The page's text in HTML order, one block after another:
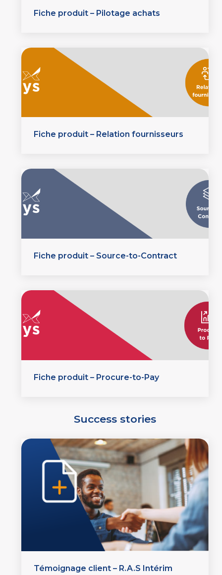
Fiche produit – Pilotage achats
Fiche produit – Relation fournisseurs
Fiche produit – Source-to-Contract
Fiche produit – Procure-to-Pay
Success stories
Témoignage client – R.A.S Intérim